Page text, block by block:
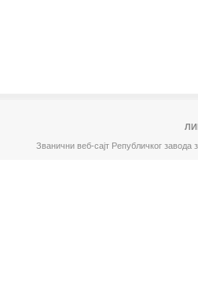
Званични веб-сајт Републичког